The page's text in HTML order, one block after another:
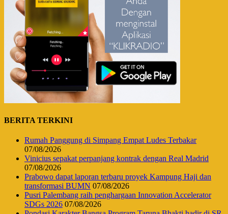
BERITA TERKINI
Rumah Panggung di Simpang Empat Ludes Terbakar
07/08/2026
Vinicius sepakat perpanjang kontrak dengan Real Madrid
07/08/2026
Prabowo dapat laporan terbaru proyek Kampung Haji dan
transformasi BUMN 07/08/2026
Pusri Palembang raih penghargaan Innovation Accelerator
SDGs 2026 07/08/2026